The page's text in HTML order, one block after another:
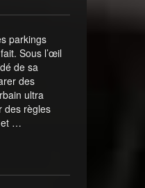
parkings
Sous l’œil
de sa
des
ultra
des règles
et …